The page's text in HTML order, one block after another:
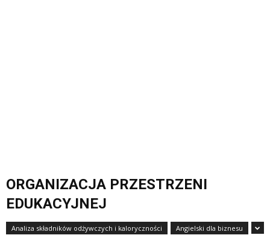
ORGANIZACJA PRZESTRZENI
EDUKACYJNEJ
Analiza składników odżywczych i kaloryczności Angielski dla biznesu